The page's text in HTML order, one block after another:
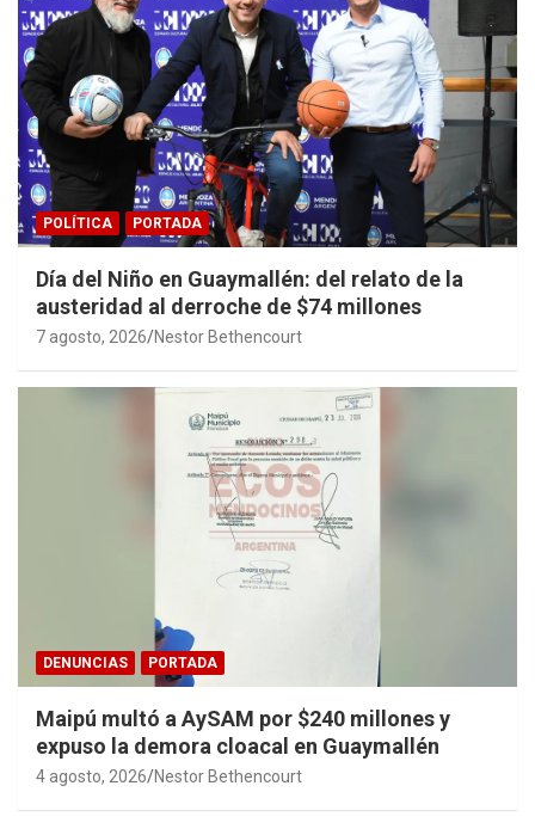
POLÍTICA PORTADA
Día del Niño en Guaymallén: del relato de la
austeridad al derroche de $74 millones
7 agosto, 2026 Nestor Bethencourt
DENUNCIAS PORTADA
Maipú multó a AySAM por $240 millones y
expuso la demora cloacal en Guaymallén
4 agosto, 2026 Nestor Bethencourt